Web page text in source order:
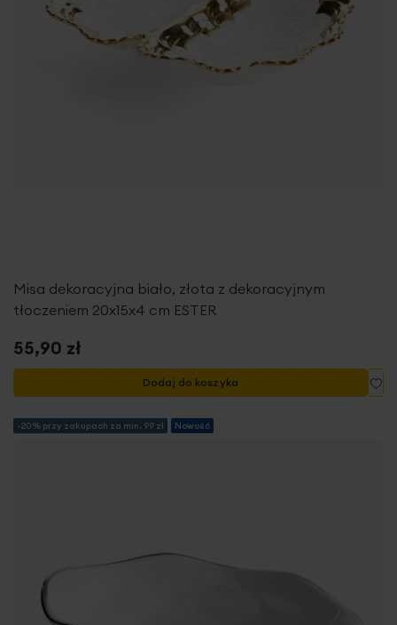
Misa dekoracyjna biało, złota z dekoracyjnym
tłoczeniem 20x15x4 cm ESTER
55,90 zł
Dodaj do koszyka
-20% przy zakupach za min. 99 zł Nowość